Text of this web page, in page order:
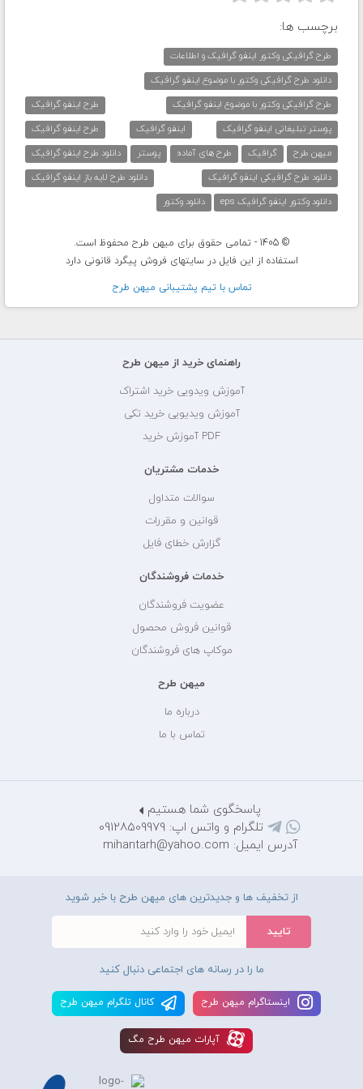
برچسب ها:
طرح گرافیکی وکتور اینفو گرافیک و اطلاعات
دانلود طرح گرافیکی وکتور با موضوع اینفو گرافیک
طرح گرافیکی وکتور با موضوع اینفو گرافیک
طرح اینفو گرافیک
پوستر تبلیغاتی اینفو گرافیک
اینفو گرافیک
طرح اینفو گرافیک
میهن طرح
گرافیک طرح های آماده پوستر
دانلود طرح اینفو گرافیک
دانلود طرح گرافیکی اینفو گرافیک
دانلود طرح لایه باز اینفو گرافیک
دانلود وکتور اینفو گرافیک eps
دانلود وکتور
© 1405 - تمامی حقوق برای میهن طرح محفوظ است.
استفاده از این فایل در سایتهای فروش پیگرد قانونی دارد
تماس با تيم پشتيبانی ميهن طرح
راهنمای خرید از میهن طرح
آموزش ویدویی خرید اشتراک
آموزش ویدیویی خرید تکی
PDF آموزش خرید
خدمات مشتریان
سوالات متداول
قوانین و مقررات
گزارش خطای فایل
خدمات فروشندگان
عضویت فروشندگان
قوانین فروش محصول
موکاپ های فروشندگان
میهن طرح
درباره ما
تماس با ما
پاسخگوی شما هستیم
تلگرام و واتس اپ: 09128509979
آدرس ایمیل: mihantarh@yahoo.com
از تخفیف ها و جدیدترین های میهن طرح با خبر شوید
ما را در رسانه های اجتماعی دنبال کنید
اينستاگرام ميهن طرح کانال تلگرام ميهن طرح
آپارات ميهن طرح مگ